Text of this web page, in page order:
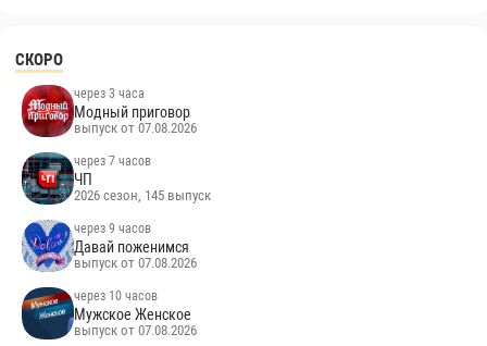
СКОРО
через 3 часа
Модный приговор
выпуск от 07.08.2026
через 7 часов
ЧП
2026 сезон, 145 выпуск
через 9 часов
Давай поженимся
выпуск от 07.08.2026
через 10 часов
Мужское Женское
выпуск от 07.08.2026